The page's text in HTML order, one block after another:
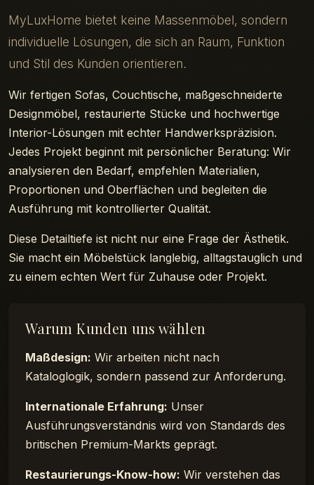
Produkte ansehen
MyLuxHome bietet keine Massenmöbel, sondern
individuelle Lösungen, die sich an Raum, Funktion
und Stil des Kunden orientieren.
Wir fertigen Sofas, Couchtische, maßgeschneiderte
Designmöbel, restaurierte Stücke und hochwertige
Interior-Lösungen mit echter Handwerkspräzision.
Jedes Projekt beginnt mit persönlicher Beratung: Wir
analysieren den Bedarf, empfehlen Materialien,
Proportionen und Oberflächen und begleiten die
Ausführung mit kontrollierter Qualität.
Diese Detailtiefe ist nicht nur eine Frage der Ästhetik.
Sie macht ein Möbelstück langlebig, alltagstauglich und
zu einem echten Wert für Zuhause oder Projekt.
Warum Kunden uns wählen
Maßdesign: Wir arbeiten nicht nach
Kataloglogik, sondern passend zur Anforderung.
Internationale Erfahrung: Unser
Ausführungsverständnis wird von Standards des
britischen Premium-Markts geprägt.
Restaurierungs-Know-how: Wir verstehen das